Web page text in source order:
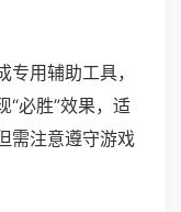
用辅助工具，
“必胜”效果，适
需注意遵守游戏